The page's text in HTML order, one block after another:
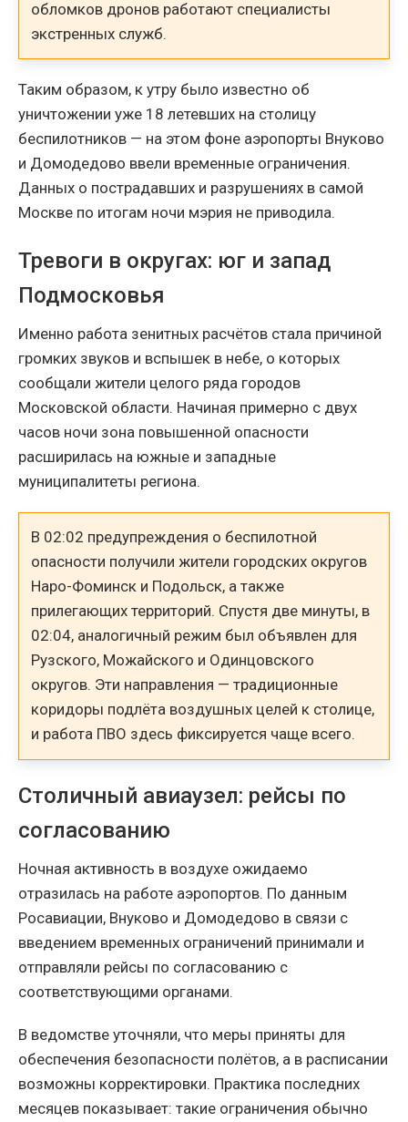
обломков дронов работают специалисты
экстренных служб.
Таким образом, к утру было известно об
уничтожении уже 18 летевших на столицу
беспилотников — на этом фоне аэропорты Внуково
и Домодедово ввели временные ограничения.
Данных о пострадавших и разрушениях в самой
Москве по итогам ночи мэрия не приводила.
Тревоги в округах: юг и запад
Подмосковья
Именно работа зенитных расчётов стала причиной
громких звуков и вспышек в небе, о которых
сообщали жители целого ряда городов
Московской области. Начиная примерно с двух
часов ночи зона повышенной опасности
расширилась на южные и западные
муниципалитеты региона.
В 02:02 предупреждения о беспилотной
опасности получили жители городских округов
Наро-Фоминск и Подольск, а также
прилегающих территорий. Спустя две минуты, в
02:04, аналогичный режим был объявлен для
Рузского, Можайского и Одинцовского
округов. Эти направления — традиционные
коридоры подлёта воздушных целей к столице,
и работа ПВО здесь фиксируется чаще всего.
Столичный авиаузел: рейсы по
согласованию
Ночная активность в воздухе ожидаемо
отразилась на работе аэропортов. По данным
Росавиации, Внуково и Домодедово в связи с
введением временных ограничений принимали и
отправляли рейсы по согласованию с
соответствующими органами.
В ведомстве уточняли, что меры приняты для
обеспечения безопасности полётов, а в расписании
возможны корректировки. Практика последних
месяцев показывает: такие ограничения обычно